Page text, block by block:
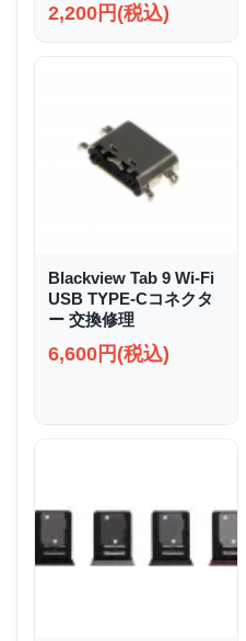
2,200円(税込)
Blackview Tab 9 Wi-Fi
USB TYPE-Cコネクタ
ー 交換修理
6,600円(税込)